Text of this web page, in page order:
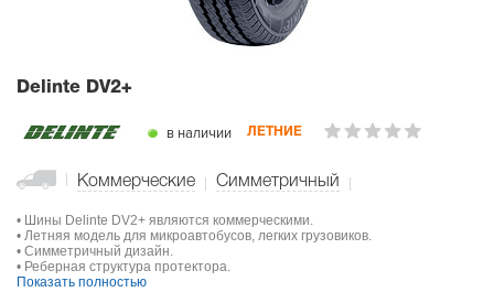
Delinte DV2+
в наличии ЛЕТНИЕ
Коммерческие Симметричный
• Шины Delinte DV2+ являются коммерческими.
• Летняя модель для микроавтобусов, легких грузовиков.
• Симметричный дизайн.
• Реберная структура протектора.
Показать полностью